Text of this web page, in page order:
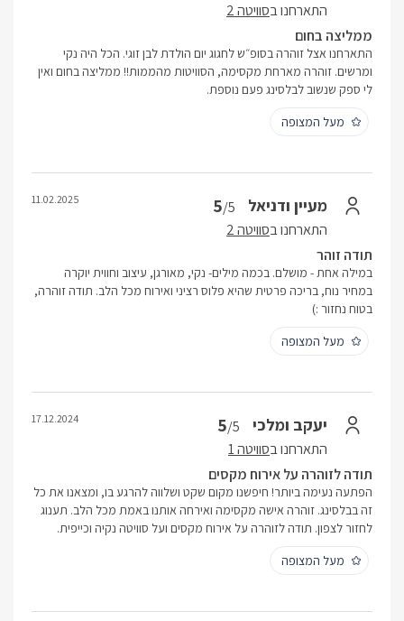
התארחנו בסוויטה 2
ממליצה בחום
התארחנו אצל זוהרה בסופ״ש לחגוג יום הולדת לבן זוגי. הכל היה נקי
ומרשים. זוהרה מארחת מקסימה, הסוויטות מהממות!! ממליצה בחום ואין
לי ספק שנשוב לבלסינג פעם נוספת.
מעל המצופה
מעיין ודניאל 5/5
התארחנו בסוויטה 2
11.02.2025
תודה זוהר
במילה אחת - מושלם. בכמה מילים- נקי, מאורגן, עיצוב וחווית יוקרה
במחיר נוח, בריכה פרטית שהיא פלוס רציני ואירוח מכל הלב. תודה זוהרה,
בטוח נחזור :)
מעל המצופה
יעקב ומלכי 5/5
התארחנו בסוויטה 1
17.12.2024
תודה לזוהרה על אירוח מקסים
הפתעה נעימה ביותר! חיפשנו מקום שקט ושלווה להרגע בו, ומצאנו את כל
זה בבלסינג. זוהרה אישה מקסימה ואירחה אותנו באמת מכל הלב. תענוג
לחזור לצפון. תודה לזוהרה על אירוח מקסים ועל סוויטה נקיה וכייפית.
מעל המצופה